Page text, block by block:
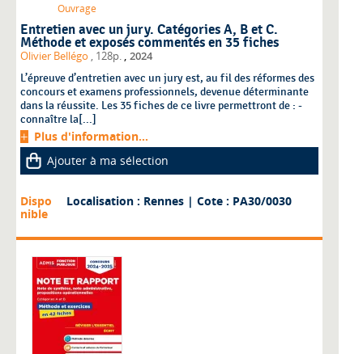
Ouvrage
Entretien avec un jury. Catégories A, B et C.
Méthode et exposés commentés en 35 fiches
Olivier Bellégo , 128p. , 2024
L’épreuve d’entretien avec un jury est, au fil des réformes des
concours et examens professionnels, devenue déterminante
dans la réussite. Les 35 fiches de ce livre permettront de : -
connaître la[...]
Plus d'information...
Ajouter à ma sélection
Dispo
nible
Localisation : Rennes | Cote : PA30/0030